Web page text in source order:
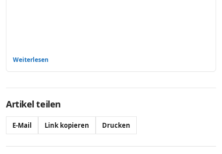
Weiterlesen
Artikel teilen
E-Mail Link kopieren Drucken